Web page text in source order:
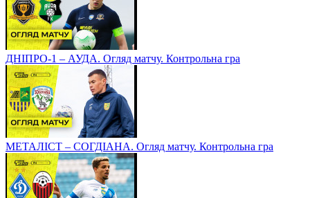
ДНІПРО-1 – АУДА. Огляд матчу. Контрольна гра
МЕТАЛІСТ – СОГДІАНА. Огляд матчу. Контрольна гра